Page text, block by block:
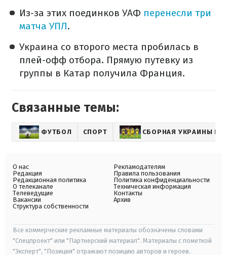
Из-за этих поединков УАФ перенесли три
матча УПЛ.
Украина со второго места пробилась в
плей-офф отбора. Прямую путевку из
группы в Катар получила Франция.
Связанные темы:
ФУТБОЛ СПОРТ СБОРНАЯ УКРАИНЫ
О нас
Редакция
Редакционная политика
О телеканале
Телеведущие
Вакансии
Структура собственности
Рекламодателям
Правила пользования
Политика конфиденциальности
Техническая информация
Контакты
Архив
Все коммерческие рекламные материалы обозначены словами
"Спецпроект" или "Партнерский материал". Материалы с пометкой
"Эксперт", "Позиция" отражают позицию авторов и героев.